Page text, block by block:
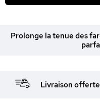
Prolonge la tenue des
Livraison offerte